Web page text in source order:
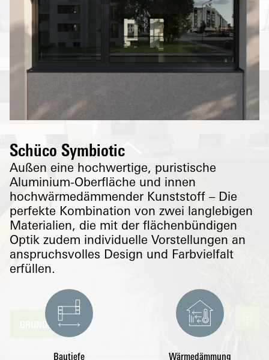
GRUNDRISS
Schüco Symbiotic
Außen eine hochwertige, puristische
Aluminium-Oberfläche und innen
hochwärmedämmender Kunststoff – Die
perfekte Kombination von zwei langlebigen
Materialien, die mit der flächenbündigen
Optik zudem individuelle Vorstellungen an
anspruchsvolles Design und Farbvielfalt
erfüllen.
Bautiefe Wärmedämmung